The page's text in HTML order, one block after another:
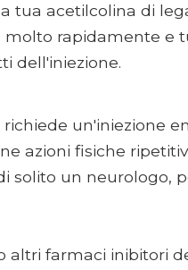
tua acetilcolina di
molto rapidamente e
dell'iniezione.
un'iniezione
azioni fisiche
solito un neurologo,
altri farmaci inibitori